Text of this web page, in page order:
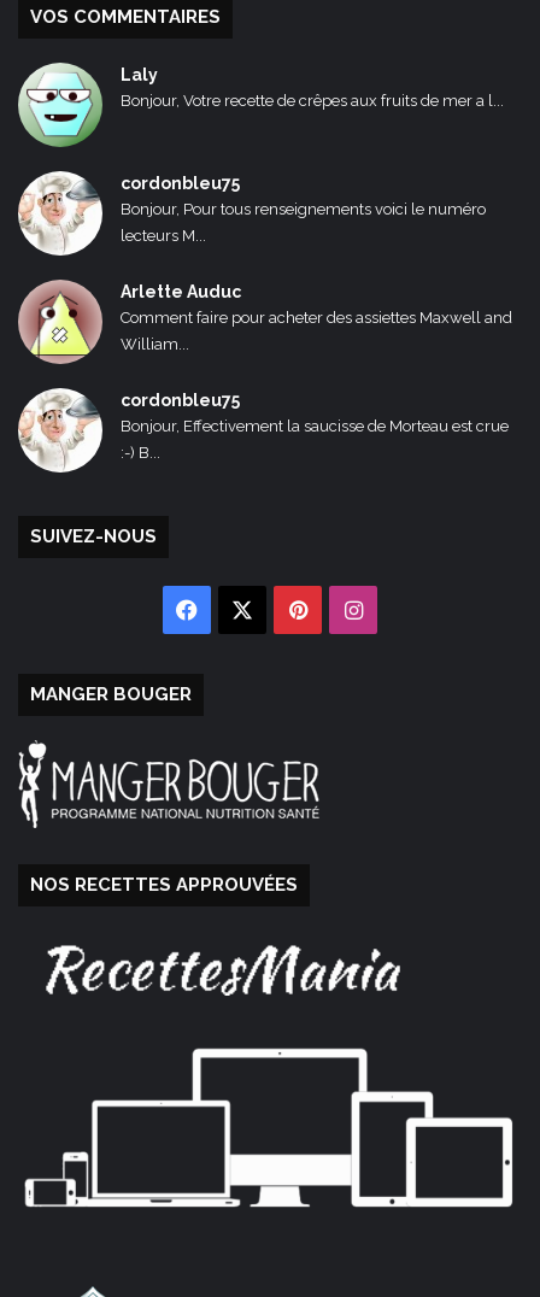
VOS COMMENTAIRES
Laly
Bonjour, Votre recette de crêpes aux fruits de mer a l...
cordonbleu75
Bonjour, Pour tous renseignements voici le numéro
lecteurs M...
Arlette Auduc
Comment faire pour acheter des assiettes Maxwell and
William...
cordonbleu75
Bonjour, Effectivement la saucisse de Morteau est crue
:-) B...
SUIVEZ-NOUS
Facebook PinterestInstagram
MANGER BOUGER
NOS RECETTES APPROUVÉES